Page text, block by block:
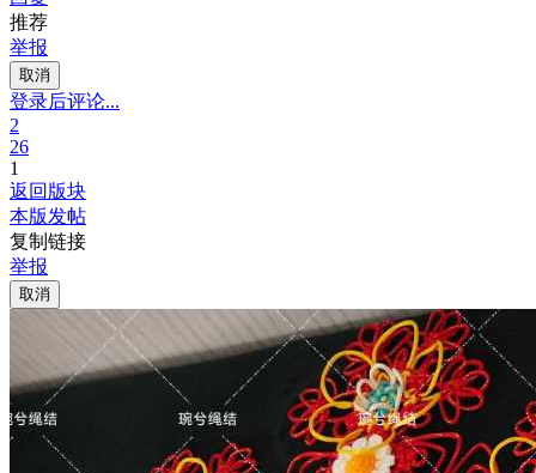
推荐
举报
取消
登录后评论...
2
26
1
返回版块
本版发帖
复制链接
举报
取消